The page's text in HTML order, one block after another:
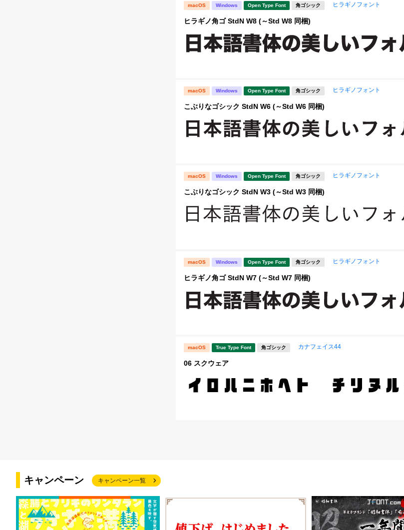
macOS Windows Open Type Font 角ゴシック ヒラギノフォント
ヒラギノ角ゴ StdN W8 (～Std W8 同梱)
macOS Windows Open Type Font 角ゴシック ヒラギノフォント
こぶりなゴシック StdN W6 (～Std W6 同梱)
macOS Windows Open Type Font 角ゴシック ヒラギノフォント
こぶりなゴシック StdN W3 (～Std W3 同梱)
macOS Windows Open Type Font 角ゴシック ヒラギノフォント
ヒラギノ角ゴ StdN W7 (～Std W7 同梱)
macOS True Type Font 角ゴシック カナフェイス44
06 スクウェア
キャンペーン キャンペーン一覧